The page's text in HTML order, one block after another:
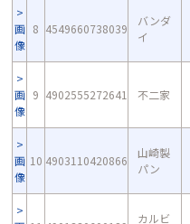
画
像
8 4549660738039
バンダ
イ
画
像
9 4902555272641 不二家
画
像
10 4903110420866
山崎製
パン
カルビ